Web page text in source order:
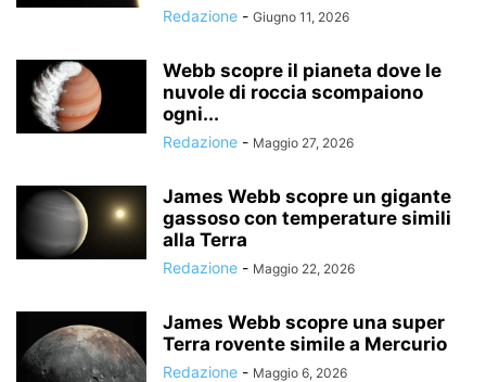
Redazione - Giugno 11, 2026
Webb scopre il pianeta dove le
nuvole di roccia scompaiono
ogni...
Redazione - Maggio 27, 2026
James Webb scopre un gigante
gassoso con temperature simili
alla Terra
Redazione - Maggio 22, 2026
James Webb scopre una super
Terra rovente simile a Mercurio
Redazione - Maggio 6, 2026